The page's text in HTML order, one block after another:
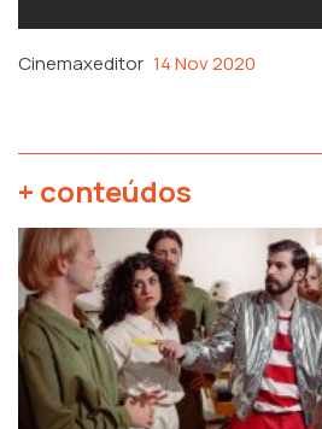
Cinemaxeditor 14 Nov 2020
+ conteúdos